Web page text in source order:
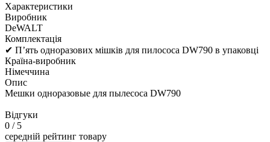
Характеристики
Виробник
DeWALT
Комплектація
✔ П’ять одноразових мішків для пилососа DW790 в упаковці
Країна-виробник
Німеччина
Опис
Мешки одноразовые для пылесоса DW790
Відгуки
0 / 5
середній рейтинг товару